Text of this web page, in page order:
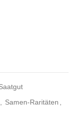
Samen-Raritäten